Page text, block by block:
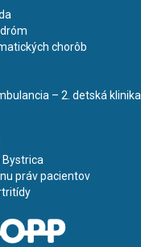
chorôb
– 2. detská klinika
Bystrica
práv pacientov